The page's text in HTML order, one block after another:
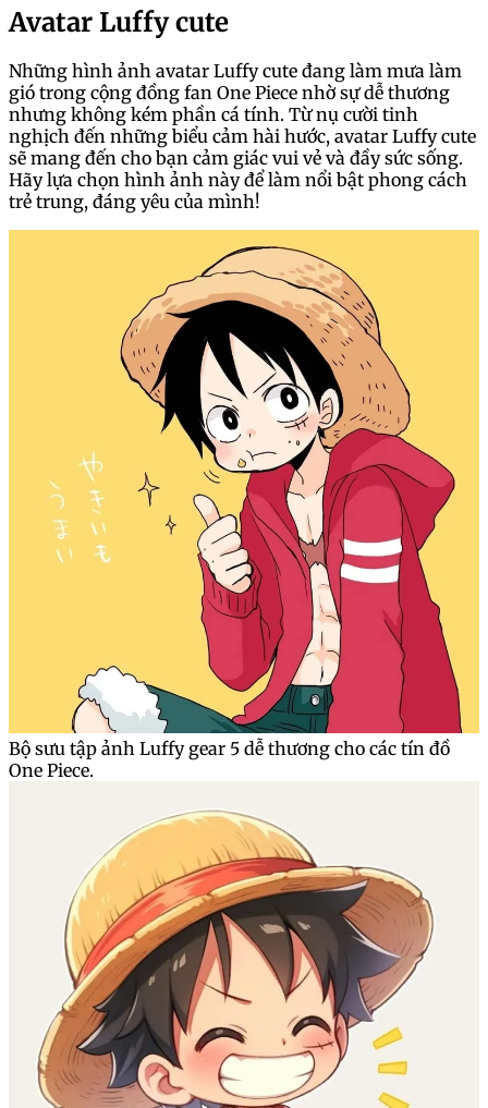
Avatar Luffy cute
Những hình ảnh avatar Luffy cute đang làm mưa làm
gió trong cộng đồng fan One Piece nhờ sự dễ thương
nhưng không kém phần cá tính. Từ nụ cười tinh
nghịch đến những biểu cảm hài hước, avatar Luffy cute
sẽ mang đến cho bạn cảm giác vui vẻ và đầy sức sống.
Hãy lựa chọn hình ảnh này để làm nổi bật phong cách
trẻ trung, đáng yêu của mình!
Bộ sưu tập ảnh Luffy gear 5 dễ thương cho các tín đồ
One Piece.